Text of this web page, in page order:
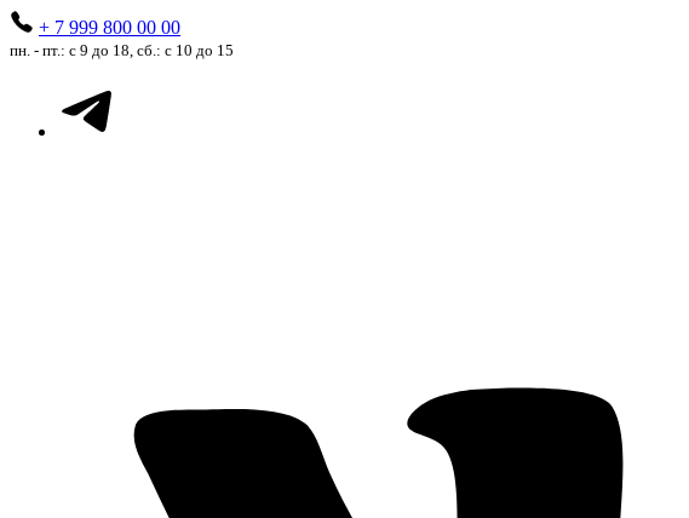
+ 7 999 800 00 00
пн. - пт.: с 9 до 18, сб.: с 10 до 15